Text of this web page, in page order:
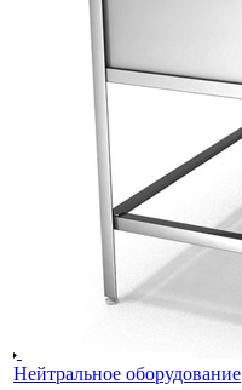
Нейтральное оборудование